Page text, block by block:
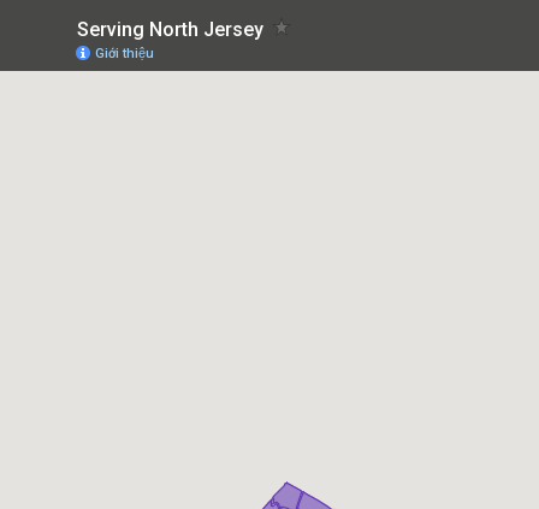
Serving North Jersey
Giới thiệu